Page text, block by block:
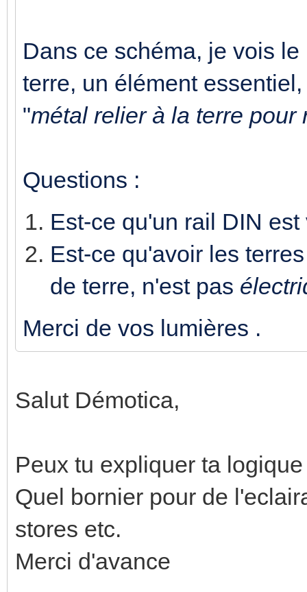
Dans ce schéma, je vois
terre, un élément
"métal relier à la terre pour
Questions :
Est-ce qu'un rail DIN
Est-ce qu'avoir les
de terre, n'est pas
Merci de vos lumières .
Salut Démotica,
Peux tu expliquer ta
Quel bornier pour de
stores etc.
Merci d'avance